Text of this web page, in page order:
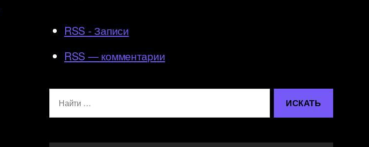
RSS - Записи
RSS — комментарии